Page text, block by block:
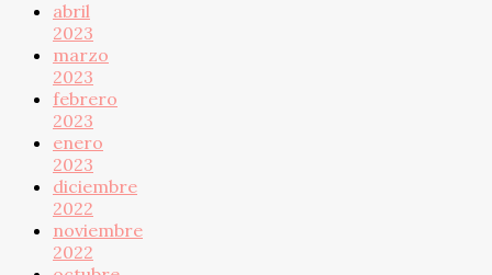
abril
2023
marzo
2023
febrero
2023
enero
2023
diciembre
2022
noviembre
2022